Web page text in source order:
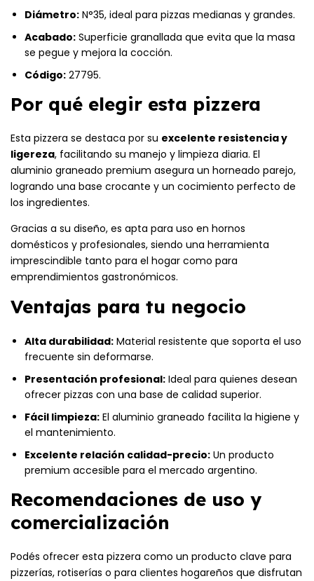
Diámetro: N°35, ideal para pizzas medianas y grandes.
Acabado: Superficie granallada que evita que la masa
se pegue y mejora la cocción.
Código: 27795.
Por qué elegir esta pizzera
Esta pizzera se destaca por su excelente resistencia y
ligereza, facilitando su manejo y limpieza diaria. El
aluminio graneado premium asegura un horneado parejo,
logrando una base crocante y un cocimiento perfecto de
los ingredientes.
Gracias a su diseño, es apta para uso en hornos
domésticos y profesionales, siendo una herramienta
imprescindible tanto para el hogar como para
emprendimientos gastronómicos.
Ventajas para tu negocio
Alta durabilidad: Material resistente que soporta el uso
frecuente sin deformarse.
Presentación profesional: Ideal para quienes desean
ofrecer pizzas con una base de calidad superior.
Fácil limpieza: El aluminio graneado facilita la higiene y
el mantenimiento.
Excelente relación calidad-precio: Un producto
premium accesible para el mercado argentino.
Recomendaciones de uso y
comercialización
Podés ofrecer esta pizzera como un producto clave para
pizzerías, rotiserías o para clientes hogareños que disfrutan